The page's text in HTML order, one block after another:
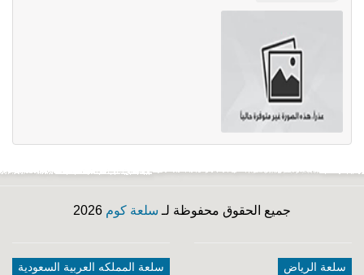
جميع الحقوق محفوظة لـ سلعة كوم
سلعة الرياض سلعة المملكه العربية السعودية